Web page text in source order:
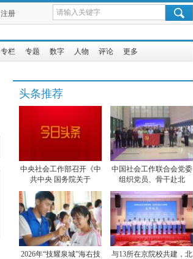
注册
专栏 专题 数字 人物 评论 更多
头条推荐
中央社会工作部召开《中
共中央 国务院关于
中国社会工作联合会党委
组织党员、骨干赴北
2026年“技耀泉城”海右技
与13所在京院校共建，北